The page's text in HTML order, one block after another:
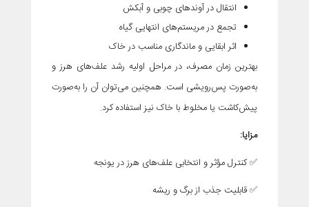
انتقال در آوندهای چوبی و آبکش
تجمع در مریستم‌های انتهایی گیاه
اثر ابقایی و ماندگاری مناسب در خاک
بهترین زمان مصرف، در مراحل اولیه رشد علف‌های هرز و
به‌صورت پس‌رویشی است. همچنین می‌توان آن را به‌صورت
پیش‌کاشت یا مخلوط با خاک نیز استفاده کرد.
مزایا:
✅ کنترل مؤثر و انتخابی علف‌های هرز در یونجه
✅ قابلیت جذب از برگ و ریشه